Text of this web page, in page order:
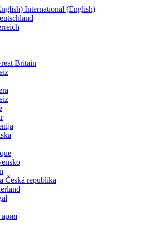
International (English)
Britain
Česká republika